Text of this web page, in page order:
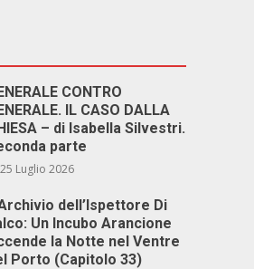
CONTRO
IL CASO DALLA
– di Isabella Silvestri.
parte
25 Luglio 2026
dell’Ispettore Di
Un Incubo Arancione
la Notte nel Ventre
Porto (Capitolo 33)